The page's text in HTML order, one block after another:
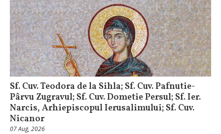
Sf. Cuv. Teodora de la Sihla; Sf. Cuv. Pafnutie-
Pârvu Zugravul; Sf. Cuv. Dometie Persul; Sf. Ier.
Narcis, Arhiepiscopul Ierusalimului; Sf. Cuv.
Nicanor
07 Aug, 2026